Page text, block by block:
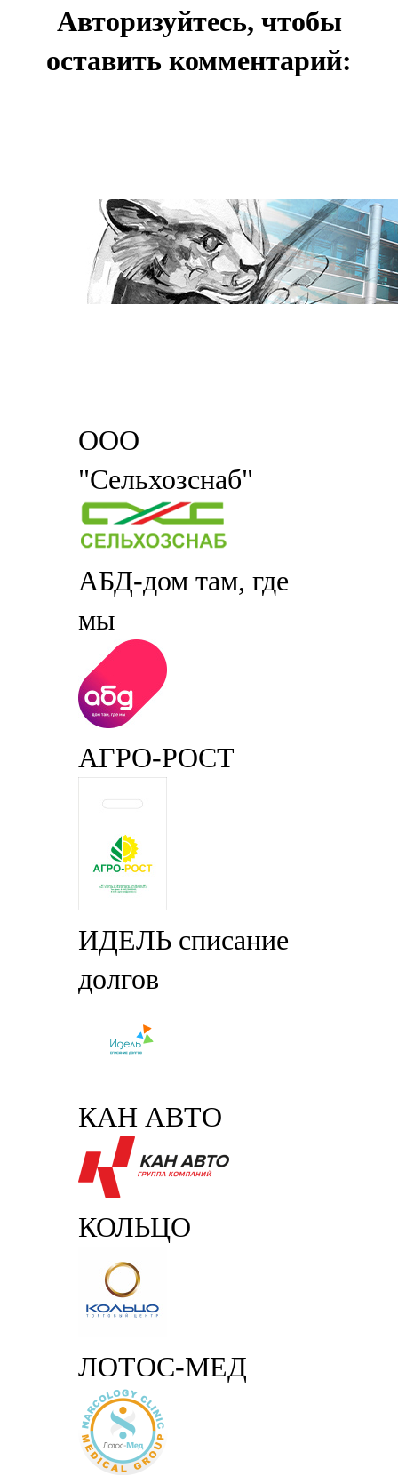
Авторизуйтесь, чтобы
оставить комментарий:
ООО
"Сельхозснаб"
АБД-дом там, где
мы
АГРО-РОСТ
ИДЕЛЬ списание
долгов
КАН АВТО
КОЛЬЦО
ЛОТОС-МЕД